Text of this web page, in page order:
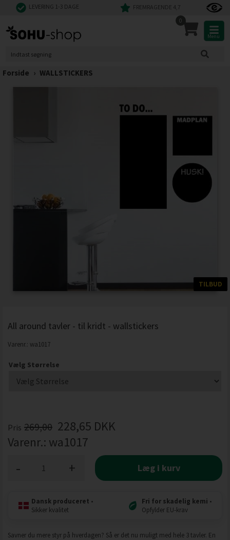
LEVERING 1-3 DAGE FREMRAGENDE 4,7
0
Menu
Forside › WALLSTICKERS
TILBUD
All around tavler - til kridt - wallstickers
Varenr.: wa1017
Vælg Størrelse
Pris 269,00 228,65 DKK
Varenr.: wa1017
+
- Læg i kurv
Dansk produceret •
Sikker kvalitet
Fri for skadelig kemi •
Opfylder EU-krav
Savner du mere styr på hverdagen? Så er det nu muligt med hele 3 tavler. En